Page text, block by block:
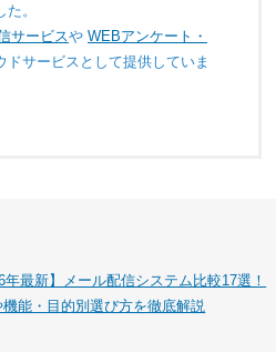
。
サービスや WEBアンケート・
ドサービスとして提供していま
年最新】メール配信システム比較17選！
機能・目的別選び方を徹底解説